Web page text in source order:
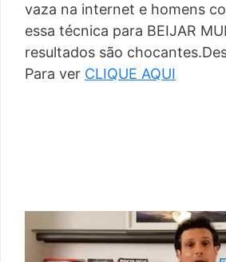
vaza na internet e homens
essa técnica para BEIJAR
resultados são
Para ver CLIQUE AQUI